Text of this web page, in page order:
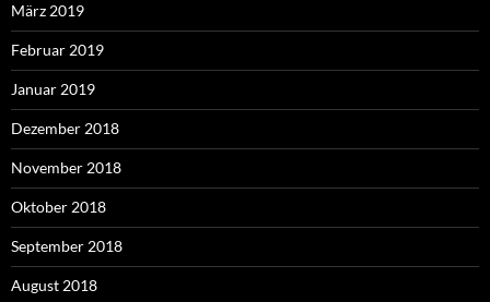
März 2019
Februar 2019
Januar 2019
Dezember 2018
November 2018
Oktober 2018
September 2018
August 2018